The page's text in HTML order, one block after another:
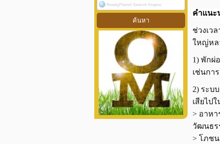
คำแนะ
ช่วงเว
ใหญ่หล
1) พักผ่
เช่นกา
2) ระบ
เสียไป
> อาห
วัฒนธร
> โภช